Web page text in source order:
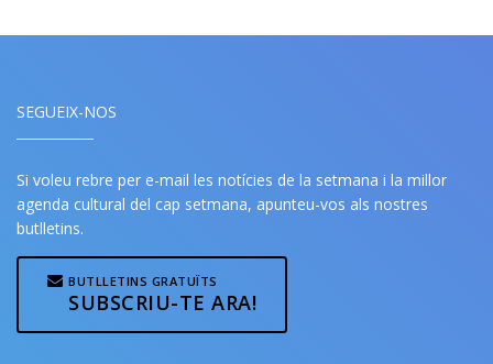
SEGUEIX-NOS
Si voleu rebre per e-mail les notícies de la setmana i la millor
agenda cultural del cap setmana, apunteu-vos als nostres
butlletins.
BUTLLETINS GRATUÏTS
SUBSCRIU-TE ARA!